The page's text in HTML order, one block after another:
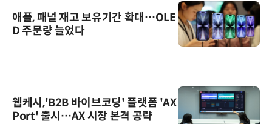
애플, 패널 재고 보유기간 확대…OLE
D 주문량 늘었다
웹케시,'B2B 바이브코딩' 플랫폼 'AX
Port' 출시…AX 시장 본격 공략